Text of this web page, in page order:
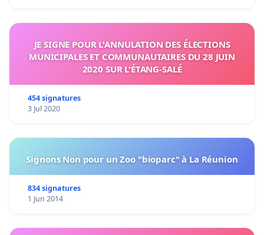
JE SIGNE POUR L'ANNULATION DES ÉLECTIONS
MUNICIPALES ET COMMUNAUTAIRES DU 28 JUIN
2020 SUR L'ÉTANG-SALÉ
454 signatures
3 Jul 2020
Signons Non pour un Zoo "bioparc" à La Réunion
834 signatures
1 Jun 2014